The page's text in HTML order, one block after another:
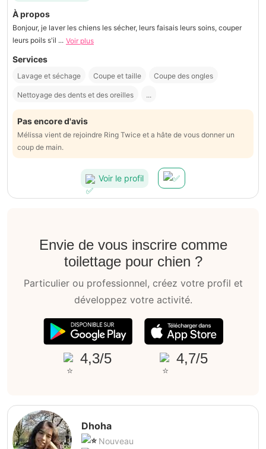
À propos
Bonjour, je laver les chiens les sécher, leurs faisais leurs soins, couper
leurs poils s'il ... Voir plus
Services
Lavage et séchage Coupe et taille Coupe des ongles
Nettoyage des dents et des oreilles ...
Pas encore d'avis
Mélissa vient de rejoindre Ring Twice et a hâte de vous donner un
coup de main.
Voir le profil
Envie de vous inscrire comme
toilettage pour chien ?
Particulier ou professionnel, créez votre profil et
développez votre activité.
4,3/5 4,7/5
Dhoha
Nouveau